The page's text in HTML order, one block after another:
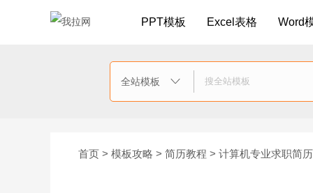
PPT模板 Excel表格 Word
全站模板 
首页 > 模板攻略 > 简历教程 > 计算机专业求职简